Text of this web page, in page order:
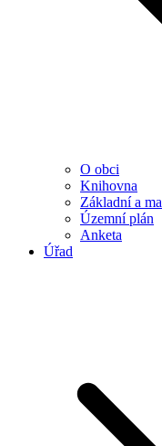
O obci
Knihovna
Základní a
Územní plán
Anketa
Úřad